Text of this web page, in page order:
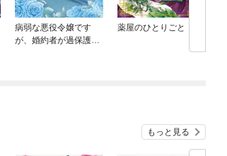
病弱な悪役令嬢です
が、婚約者が過保護す
薬屋のひとりごと
もっと見る